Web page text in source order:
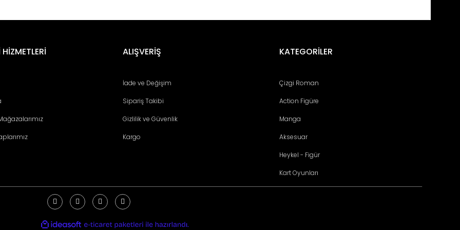
Yorum YazALIŞVERİŞ
İade ve Değişim
Sipariş Takibi
Gizlilik ve Güvenlik
Kargo
KATEGORİLER
Çizgi Roman
Action Figüre
Manga
Aksesuar
Heykel - Figür
Kart Oyunları
ideasoft e-